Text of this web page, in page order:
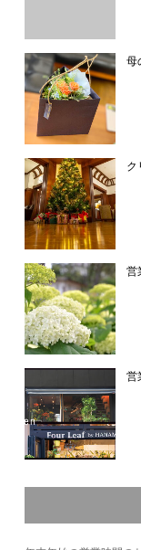
母
ク
営
営